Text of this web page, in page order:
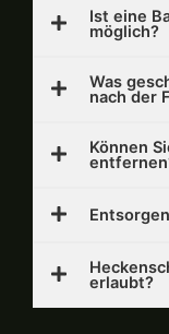
Ist eine
möglich?
Was
nach der
Können
erlaubt?